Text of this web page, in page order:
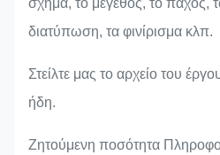
σχήμα, το μέγεθος, το πάχος,
διατύπωση, τα φινίρισμα κλπ.
Στείλτε μας το αρχείο του
ήδη.
Ζητούμενη ποσότητα